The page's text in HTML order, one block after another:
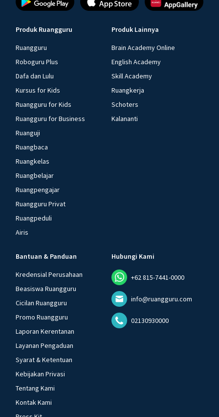
Produk Ruangguru
Ruangguru
Roboguru Plus
Dafa dan Lulu
Kursus for Kids
Ruangguru for Kids
Ruangguru for Business
Ruanguji
Ruangbaca
Ruangkelas
Ruangbelajar
Ruangpengajar
Ruangguru Privat
Ruangpeduli
Airis
Produk Lainnya
Brain Academy Online
English Academy
Skill Academy
Ruangkerja
Schoters
Kalananti
Bantuan & Panduan
Kredensial Perusahaan
Beasiswa Ruangguru
Cicilan Ruangguru
Promo Ruangguru
Laporan Kerentanan
Layanan Pengaduan
Syarat & Ketentuan
Kebijakan Privasi
Tentang Kami
Kontak Kami
Hubungi Kami
+62 815-7441-0000
info@ruangguru.com
02130930000